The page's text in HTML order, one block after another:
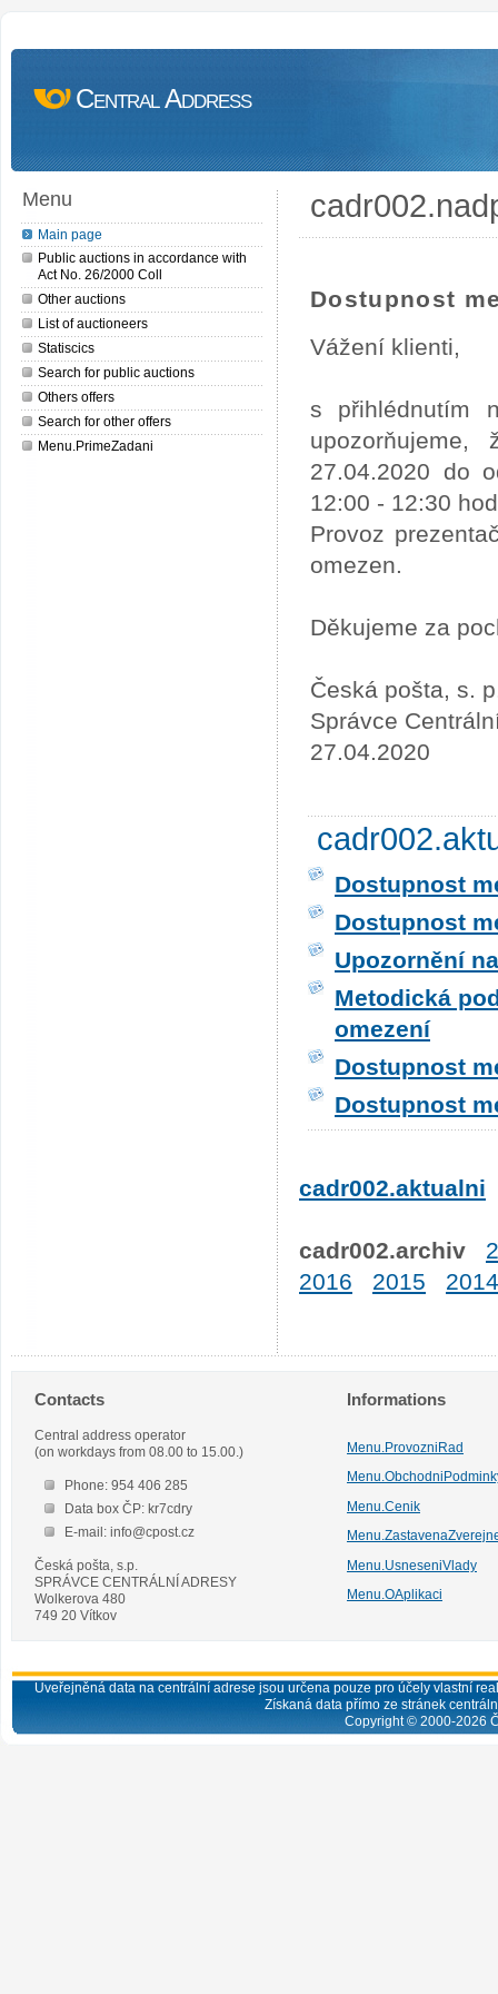
Central Address
Menu
Main page
Public auctions in accordance with
Act No. 26/2000 Coll
Other auctions
List of auctioneers
Statiscics
Search for public auctions
Others offers
Search for other offers
Menu.PrimeZadani
Dostupnost
Vážení klienti,
s přihlédnutím
27.04.2020 do
12:00 - 12:30
Provoz
omezen.
Děkujeme za
Česká pošta, s.
Správce
27.04.2020
Dostupnost
Dostupnost
Upozornění
Metodická
omezení
Dostupnost
Dostupnost
cadr002.aktualni
cadr002.archiv
2016
2015 2014
Contacts
Central address operator
(on workdays from 08.00 to 15.00.)
Phone: 954 406 285
Data box ČP: kr7cdry
E-mail: info@cpost.cz
Česká pošta, s.p.
SPRÁVCE CENTRÁLNÍ ADRESY
Wolkerova 480
749 20 Vítkov
Informations
Menu.ProvozniRad
Menu.Cenik
Menu.UsneseniVlady
Menu.OAplikaci
Uveřejněná data na centrální adrese jsou určena pouze pro účely vlastní
Získaná data přímo ze stránek
Copyright © 2000-2026